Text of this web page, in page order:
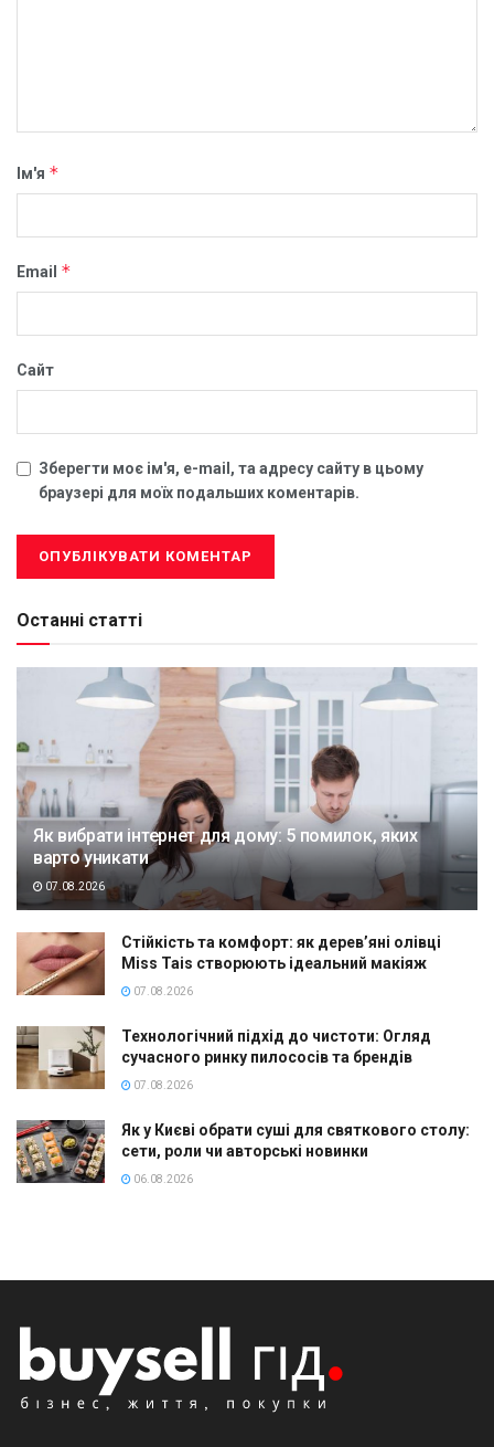
Ім'я *
Email *
Сайт
Зберегти моє ім'я, e-mail, та адресу сайту в цьому
браузері для моїх подальших коментарів.
Останні статті
Як вибрати інтернет для дому: 5 помилок, яких
варто уникати
07.08.2026
Стійкість та комфорт: як дерев’яні олівці
Miss Tais створюють ідеальний макіяж
07.08.2026
Технологічний підхід до чистоти: Огляд
сучасного ринку пилососів та брендів
07.08.2026
Як у Києві обрати суші для святкового столу:
сети, роли чи авторські новинки
06.08.2026